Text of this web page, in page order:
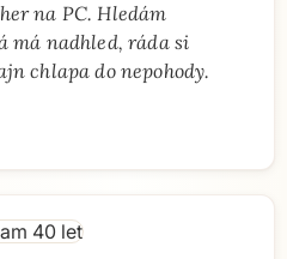
na PC. Hledám
má nadhled, ráda si
chlapa do nepohody.